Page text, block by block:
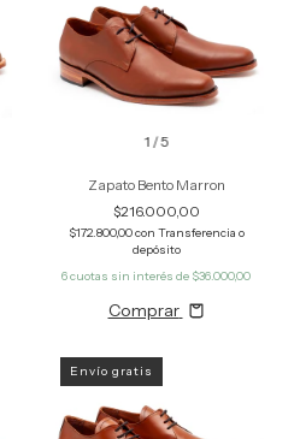
1 /5
Zapato Bento Marron
$216.000,00
$172.800,00con Transferencia o
depósito
6cuotas sin interés de $36.000,00
Comprar
Envío gratis